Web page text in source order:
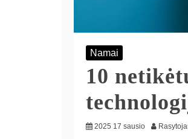
Namai
10
2025 17 sausio